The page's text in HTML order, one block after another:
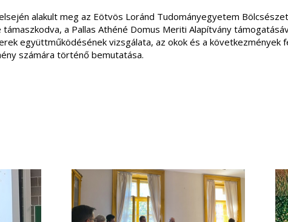
alakult meg az Eötvös Loránd Tudományegyetem
a Pallas Athéné Domus Meriti Alapítvány
együttműködésének vizsgálata, az okok és a következmények
számára történő bemutatása.